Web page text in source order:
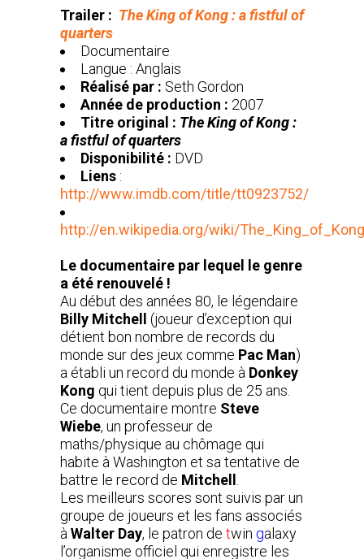
Trailer : The King of Kong : a fistful of
quarters
Documentaire
Langue : Anglais
Réalisé par : Seth Gordon
Année de production : 2007
Titre original : The King of Kong :
a fistful of quarters
Disponibilité : DVD
Liens :
http://www.imdb.com/title/tt0923752/
http://en.wikipedia.org/wiki/
Le documentaire par lequel le genre
a été renouvelé !
Au début des années 80, le légendaire
Billy Mitchell (joueur d’exception qui
détient bon nombre de records du
monde sur des jeux comme Pac Man)
a établi un record du monde à Donkey
Kong qui tient depuis plus de 25 ans.
Ce documentaire montre Steve
Wiebe, un professeur de
maths/physique au chômage qui
habite à Washington et sa tentative de
battre le record de Mitchell
Les meilleurs scores sont suivis par un
groupe de joueurs et les fans associés
à Walter Day, le patron de twin galaxy
l’organisme officiel qui enregistre les